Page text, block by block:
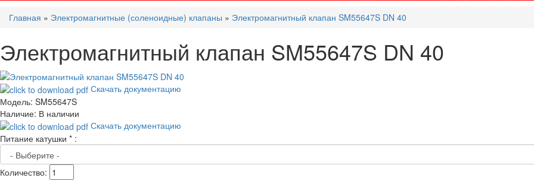
Главная » Электромагнитные (соленоидные) клапаны » Электромагнитный клапан SM55647S DN 40
Электромагнитный клапан SM55647S DN 40
Скачать документацию
Модель: SM55647S
Наличие: В наличии
Скачать документацию
Питание катушки * :
Количество: